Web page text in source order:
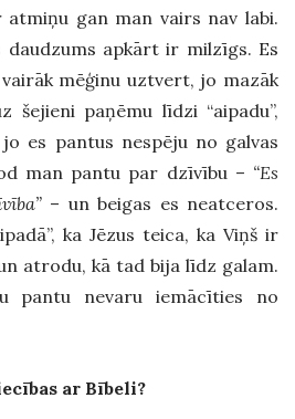
gan man vairs nav labi.
apkārt ir milzīgs. Es
mēģinu uztvert, jo mazāk
šejieni paņēmu līdzi “aipadu”,
es pantus nespēju no galvas
man pantu par dzīvību – “Es
– un beigas es neatceros.
ka Jēzus teica, ka Viņš ir
atrodu, kā tad bija līdz galam.
pantu nevaru iemācīties no
ar Bībeli?